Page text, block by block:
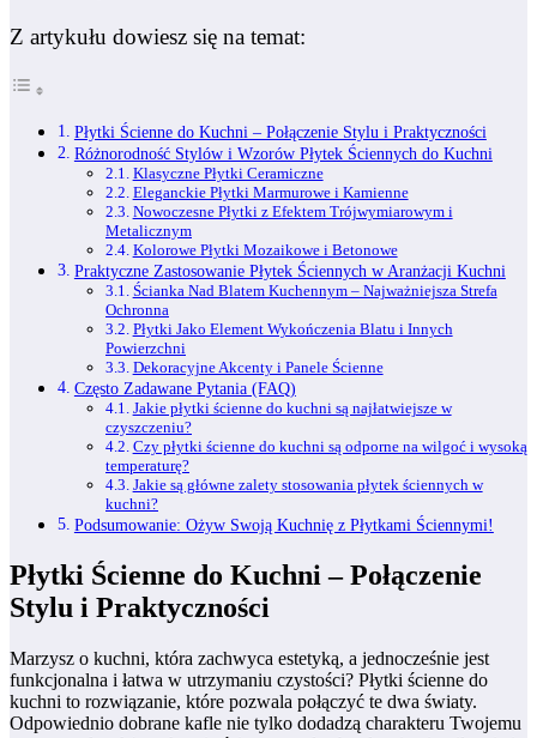
Z artykułu dowiesz się na temat:
Płytki Ścienne do Kuchni – Połączenie Stylu i Praktyczności
Różnorodność Stylów i Wzorów Płytek Ściennych do Kuchni
Klasyczne Płytki Ceramiczne
Eleganckie Płytki Marmurowe i Kamienne
Nowoczesne Płytki z Efektem Trójwymiarowym i
Metalicznym
Kolorowe Płytki Mozaikowe i Betonowe
Praktyczne Zastosowanie Płytek Ściennych w Aranżacji Kuchni
Ścianka Nad Blatem Kuchennym – Najważniejsza Strefa
Ochronna
Płytki Jako Element Wykończenia Blatu i Innych
Powierzchni
Dekoracyjne Akcenty i Panele Ścienne
Często Zadawane Pytania (FAQ)
Jakie płytki ścienne do kuchni są najłatwiejsze w
czyszczeniu?
Czy płytki ścienne do kuchni są odporne na wilgoć i wysoką
temperaturę?
Jakie są główne zalety stosowania płytek ściennych w
kuchni?
Podsumowanie: Ożyw Swoją Kuchnię z Płytkami Ściennymi!
Płytki Ścienne do Kuchni – Połączenie
Stylu i Praktyczności
Marzysz o kuchni, która zachwyca estetyką, a jednocześnie jest
funkcjonalna i łatwa w utrzymaniu czystości? Płytki ścienne do
kuchni to rozwiązanie, które pozwala połączyć te dwa światy.
Odpowiednio dobrane kafle nie tylko dodadzą charakteru Twojemu